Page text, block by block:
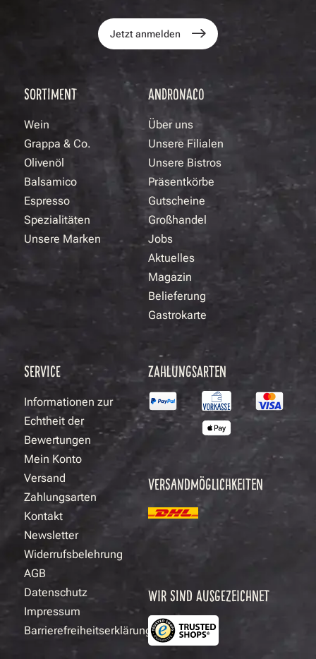
Jetzt anmelden
SORTIMENT
Wein
Grappa & Co.
Olivenöl
Balsamico
Espresso
Spezialitäten
Unsere Marken
ANDRONACO
Über uns
Unsere Filialen
Unsere Bistros
Präsentkörbe
Gutscheine
Großhandel
Jobs
Aktuelles
Magazin
Belieferung
Gastrokarte
SERVICE
Informationen zur
Echtheit der
Bewertungen
Mein Konto
Versand
Zahlungsarten
Kontakt
Newsletter
Widerrufsbelehrung
AGB
Datenschutz
Impressum
Barrierefreiheitserklärung
ZAHLUNGSARTEN
VERSANDMÖGLICHKEITEN
WIR SIND AUSGEZEICHNET